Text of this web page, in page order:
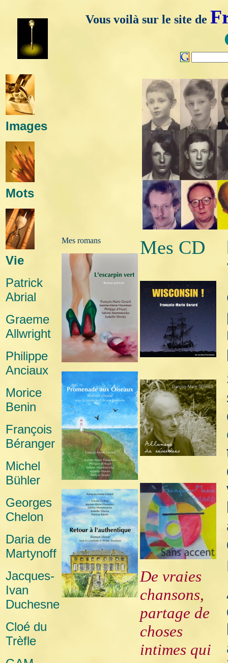
Vous voilà sur le site de
Images
Mots
Vie
Patrick
Abrial
Graeme
Allwright
Philippe
Anciaux
Morice
Benin
François
Béranger
Michel
Bühler
Georges
Chelon
Daria de
Martynoff
Jacques-
Ivan
Duchesne
Cloé du
Trèfle
Mes romans Mes CD
De vraies
chansons,
partage de
choses
intimes qui